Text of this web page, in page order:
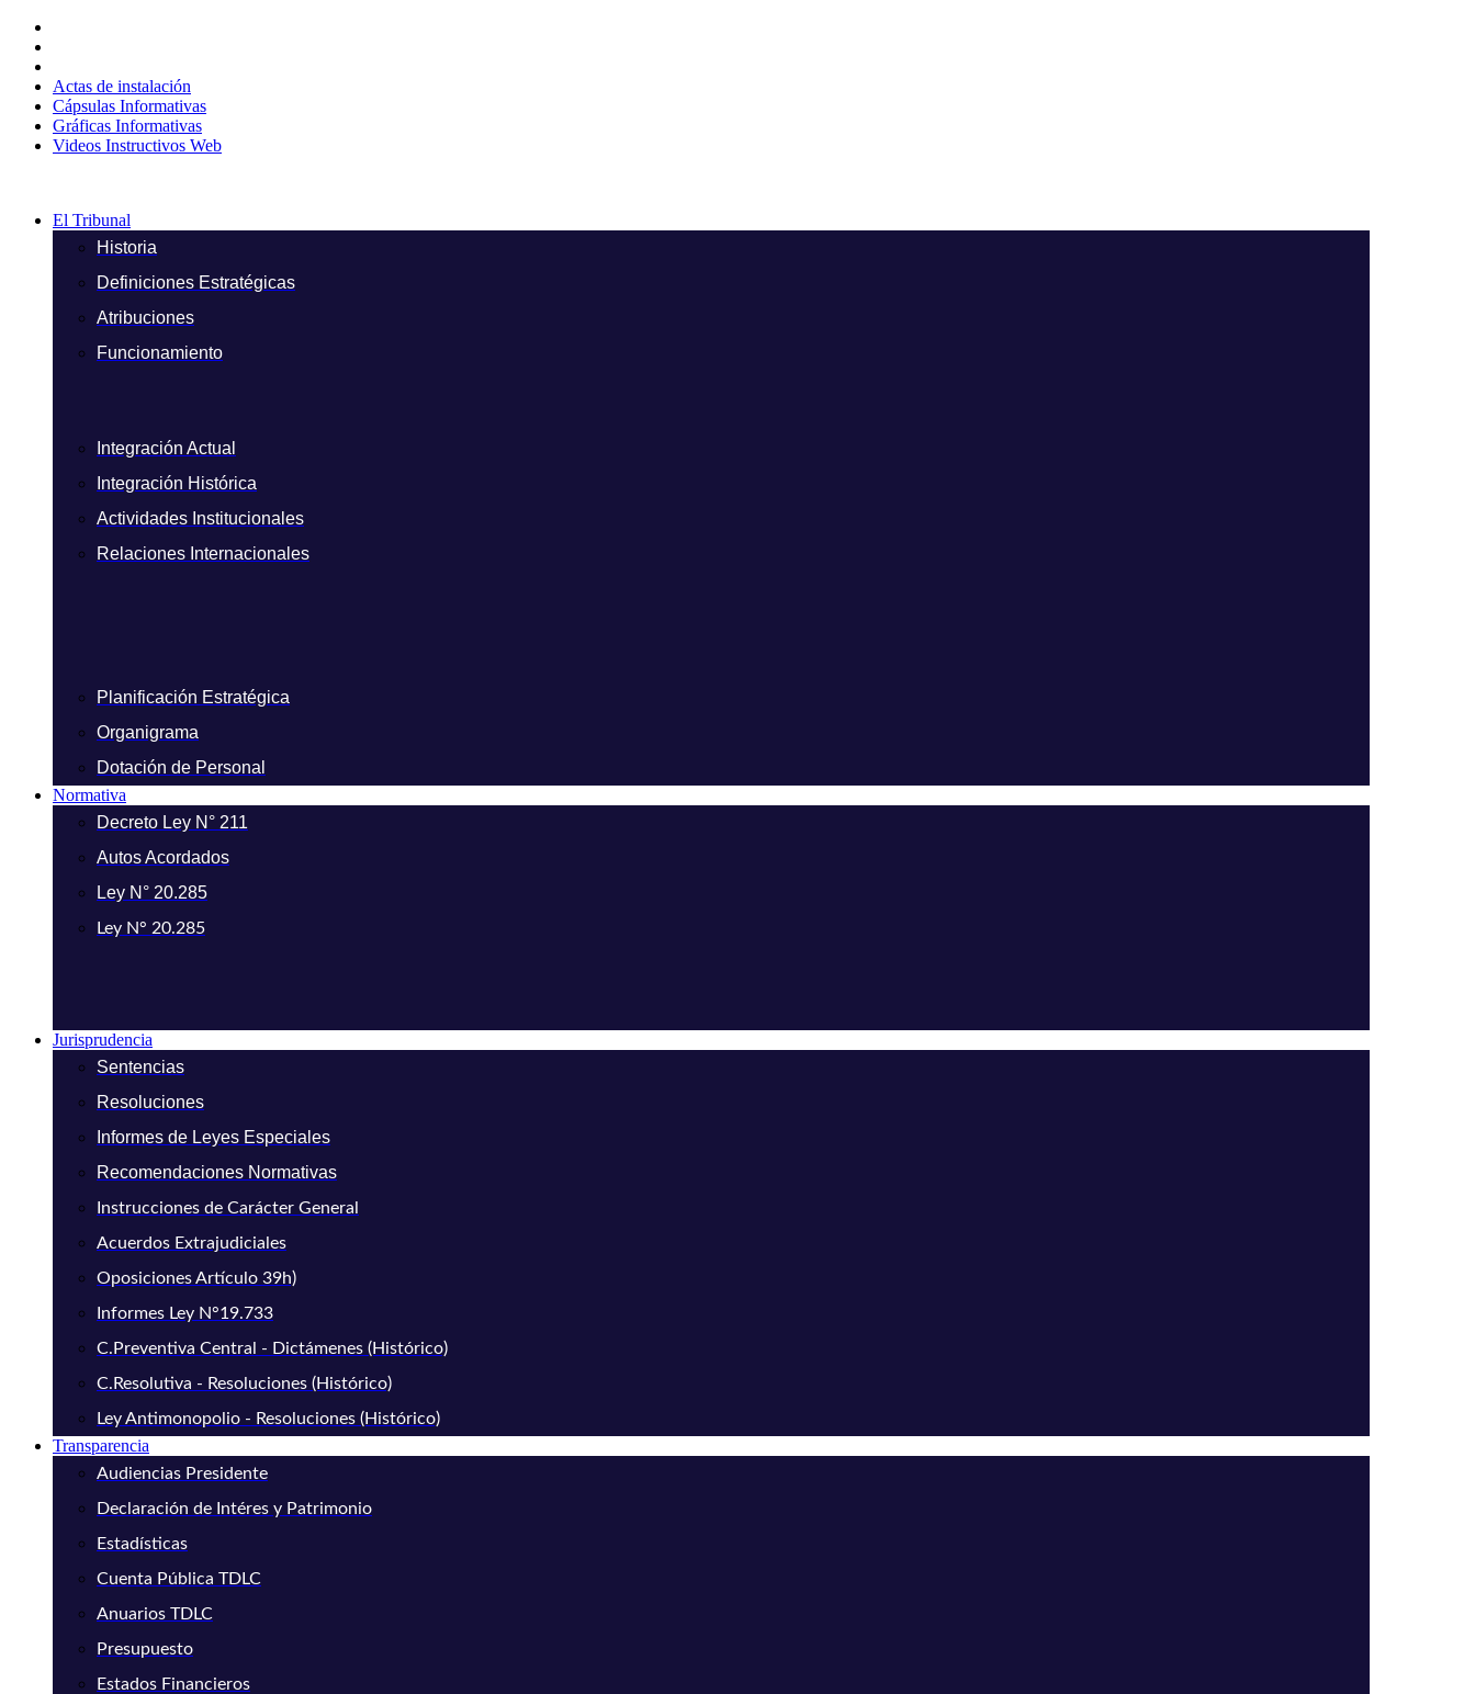
contenido
Actas de instalación
Cápsulas Informativas
Gráficas Informativas
Videos Instructivos Web
El Tribunal
Historia
Definiciones Estratégicas
Atribuciones
Funcionamiento
Integración Actual
Integración Histórica
Actividades Institucionales
Relaciones Internacionales
Planificación Estratégica
Organigrama
Dotación de Personal
Normativa
Decreto Ley N° 211
Autos Acordados
Ley N° 20.285
Ley N° 20.285
Jurisprudencia
Sentencias
Resoluciones
Informes de Leyes Especiales
Recomendaciones Normativas
Instrucciones de Carácter General
Acuerdos Extrajudiciales
Oposiciones Artículo 39h)
Informes Ley N°19.733
C.Preventiva Central - Dictámenes (Histórico)
C.Resolutiva - Resoluciones (Histórico)
Ley Antimonopolio - Resoluciones (Histórico)
Transparencia
Audiencias Presidente
Declaración de Intéres y Patrimonio
Estadísticas
Cuenta Pública TDLC
Anuarios TDLC
Presupuesto
Estados Financieros